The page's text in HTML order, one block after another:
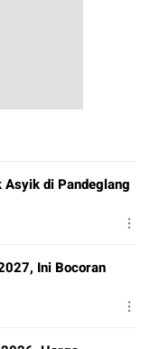
Asyik di Pandeglang
Ini Bocoran